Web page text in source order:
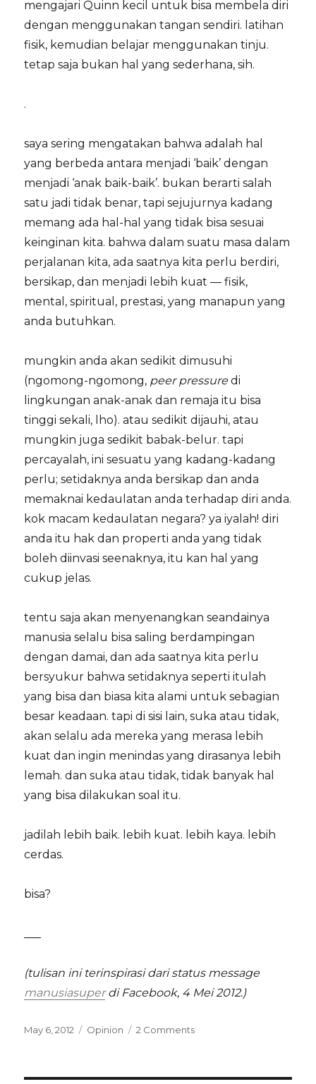
mengajari Quinn kecil untuk bisa membela diri
dengan menggunakan tangan sendiri. latihan
fisik, kemudian belajar menggunakan tinju.
tetap saja bukan hal yang sederhana, sih.
.
saya sering mengatakan bahwa adalah hal
yang berbeda antara menjadi ‘baik’ dengan
menjadi ‘anak baik-baik’. bukan berarti salah
satu jadi tidak benar, tapi sejujurnya kadang
memang ada hal-hal yang tidak bisa sesuai
keinginan kita. bahwa dalam suatu masa dalam
perjalanan kita, ada saatnya kita perlu berdiri,
bersikap, dan menjadi lebih kuat — fisik,
mental, spiritual, prestasi, yang manapun yang
anda butuhkan.
mungkin anda akan sedikit dimusuhi
(ngomong-ngomong, peer pressuredi
lingkungan anak-anak dan remaja itu bisa
tinggi sekali, lho). atau sedikit dijauhi, atau
mungkin juga sedikit babak-belur. tapi
percayalah, ini sesuatu yang kadang-kadang
perlu; setidaknya anda bersikap dan anda
memaknai kedaulatan anda terhadap diri anda.
kok macam kedaulatan negara? ya iyalah! diri
anda itu hak dan properti anda yang tidak
boleh diinvasi seenaknya, itu kan hal yang
cukup jelas.
tentu saja akan menyenangkan seandainya
manusia selalu bisa saling berdampingan
dengan damai, dan ada saatnya kita perlu
bersyukur bahwa setidaknya seperti itulah
yang bisa dan biasa kita alami untuk sebagian
besar keadaan. tapi di sisi lain, suka atau tidak,
akan selalu ada mereka yang merasa lebih
kuat dan ingin menindas yang dirasanya lebih
lemah. dan suka atau tidak, tidak banyak hal
yang bisa dilakukan soal itu.
jadilah lebih baik. lebih kuat. lebih kaya. lebih
cerdas.
bisa?
(tulisan ini terinspirasi dari status message
manusiasuperdi Facebook, 4 Mei 2012.)
Posted
May 6, 2012 Categories
Opinion 2 Commentson